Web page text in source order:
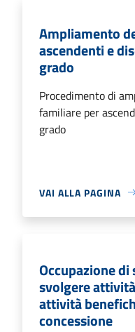
Ampliamento
ascendenti e
grado
Procedimento di
familiare per
grado
VAI ALLA PAGINA
Occupazione
svolgere
attività
concessione